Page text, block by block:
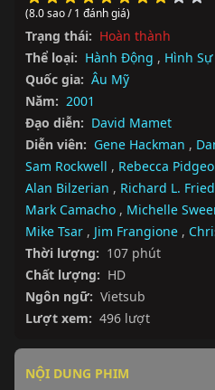
(8.0 sao / 1 đánh giá)
Trạng thái: Hoàn thành
Thể loại: Hành Động , Hình Sự
Quốc gia: Âu Mỹ
Năm: 2001
Đạo diễn: David Mamet
Diễn viên: Gene Hackman ,
Sam Rockwell , Rebecca
Alan Bilzerian , Richard L.
Mark Camacho , Michelle
Mike Tsar , Jim Frangione ,
Thời lượng: 107 phút
Chất lượng: HD
Ngôn ngữ: Vietsub
Lượt xem: 496 lượt
NỘI DUNG PHIM